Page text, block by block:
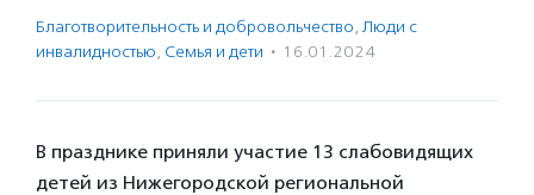
Благотвори­тель­ность и доброволь­чест­во, Люди с
инвалидностью, Семья и дети · 16.01.2024
В празднике приняли участие 13 слабовидящих
детей из Нижегородской региональной